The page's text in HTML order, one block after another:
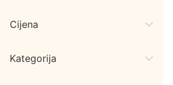
Cijena
Kategorija